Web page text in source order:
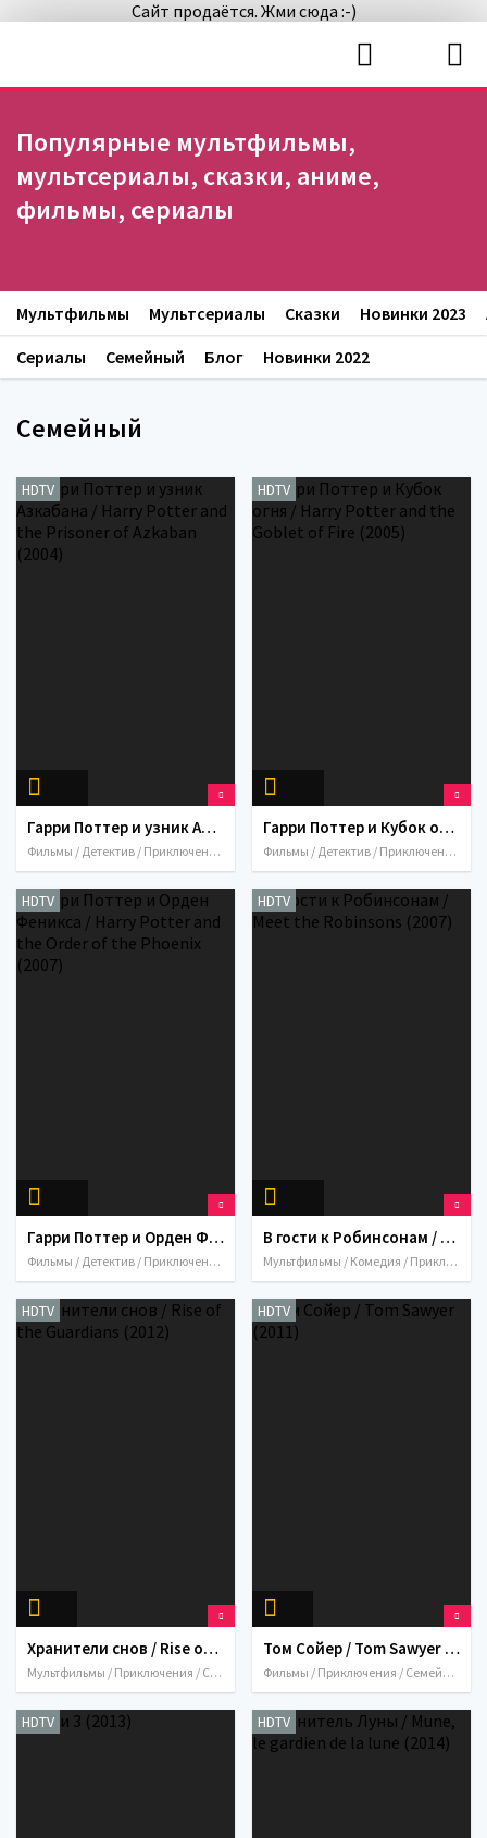
Сайт продаётся. Жми сюда :-)
Семейный
HDTV
Гарри Поттер и узник Азкабана / Harry Potter and the Prisoner of Azkaban (2004)
Фильмы / Детектив / Приключения / Семейный / Фэнтези / 2004 / США / Великобритания
HDTV
Гарри Поттер и Кубок огня / Harry Potter and the Goblet of Fire (2005)
Фильмы / Детектив / Приключения / Семейный / Фэнтези / 2005 / США / Великобритания
HDTV
Гарри Поттер и Орден Феникса / Harry Potter and the Order of the Phoenix (2007)
Фильмы / Детектив / Приключения / Семейный / Фэнтези / 2007 / США / Великобритания
HDTV
В гости к Робинсонам / Meet the Robinsons (2007)
Мультфильмы / Комедия / Приключения / Семейный / Фантастика / 2007 / США
HDTV
Хранители снов / Rise of the Guardians (2012)
Мультфильмы / Приключения / Семейный / Триллер / Фэнтези / 2012 / США
HDTV
Том Сойер / Tom Sawyer (2011)
Фильмы / Приключения / Семейный / 2011 / Германия
HDTV HDTV
Мультфильмы Мультсериалы Сказки Новинки 2023
Сериалы
Семейный Блог Новинки 2022
Популярные мультфильмы,
мультсериалы, сказки, аниме,
фильмы, сериалы